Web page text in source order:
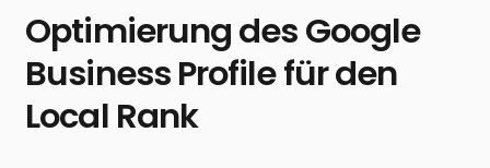
Optimierung des Google
Business Profile für den
Local Rank